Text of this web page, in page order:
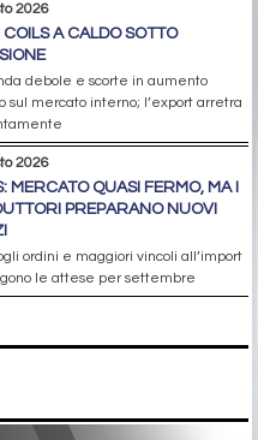
2026
COILS A CALDO SOTTO
debole e scorte in aumento
sul mercato interno; l’export arretra
2026
MERCATO QUASI FERMO, MA I
PREPARANO NUOVI
ordini e maggiori vincoli all’import
le attese per settembre